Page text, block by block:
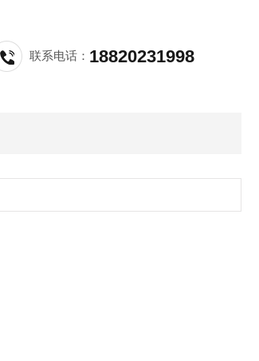
联系电话： 18820231998